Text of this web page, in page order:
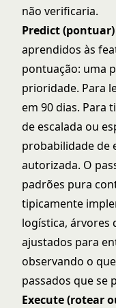
não verificaria.
Predict (pontuar)
aprendidos às
pontuação: uma
prioridade. Para
em 90 dias. Para
de escalada ou
probabilidade de
autorizada. O
padrões pura
tipicamente
logística, árvores
ajustados para
observando o
passados que se
Execute (rotear